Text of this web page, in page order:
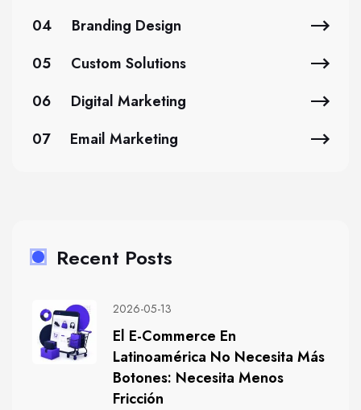
04
Branding Design
05
Custom Solutions
06
Digital Marketing
07
Email Marketing
Recent Posts
2026-05-13
El E-Commerce En
Latinoamérica No Necesita Más
Botones: Necesita Menos
Fricción